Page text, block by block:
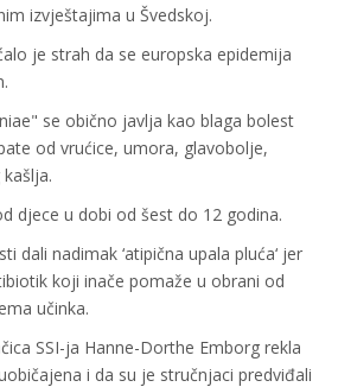
izvještajima u Švedskoj.
je strah da se europska epidemija
se obično javlja kao blaga bolest
od vrućice, umora, glavobolje,
djece u dobi od šest do 12 godina.
dali nadimak ‘atipična upala pluća‘ jer
koji inače pomaže u obrani od
učinka.
SSI-ja Hanne-Dorthe Emborg rekla
i da su je stručnjaci predviđali